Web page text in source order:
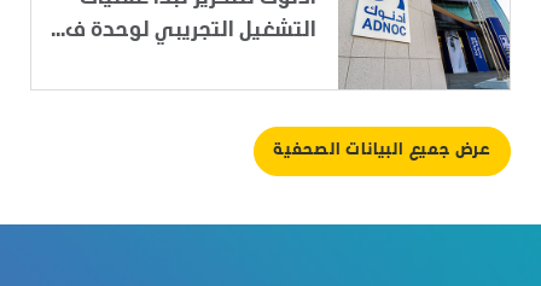
التشغيل التجريبي لوحدة ف...
عرض جميع البيانات الصحفية